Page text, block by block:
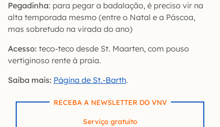
Pegadinha: para pegar a badalação, é preciso vir na
alta temporada mesmo (entre o Natal e a Páscoa,
mas sobretudo na virada do ano)
Acesso: teco-teco desde St. Maarten, com pouso
vertiginoso rente à praia.
Saiba mais: Página de St.-Barth.
RECEBA A NEWSLETTER DO VNV
Serviço gratuito